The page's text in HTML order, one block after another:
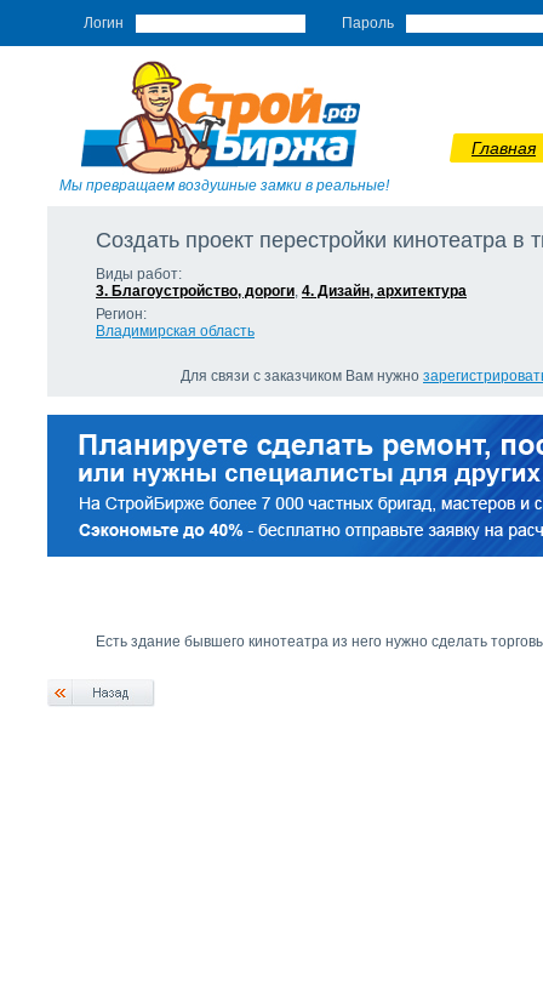
Логин Пароль
Мы превращаем воздушные замки в реальные!
Главная
Создать проект перестройки кинотеатра в
Виды работ:
3. Благоустройство, дороги, 4. Дизайн, архитектура
Регион:
Владимирская область
Для связи с заказчиком Вам нужно
Есть здание бывшего кинотеатра из него нужно сделать